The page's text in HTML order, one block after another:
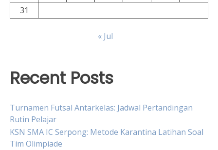
31
« Jul
Recent Posts
Turnamen Futsal Antarkelas: Jadwal Pertandingan
Rutin Pelajar
KSN SMA IC Serpong: Metode Karantina Latihan Soal
Tim Olimpiade